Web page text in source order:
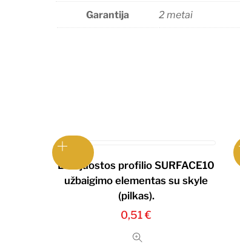
Garantija 2 metai
LED juostos profilio SURFACE10
užbaigimo elementas su skyle
(pilkas).
0,51€